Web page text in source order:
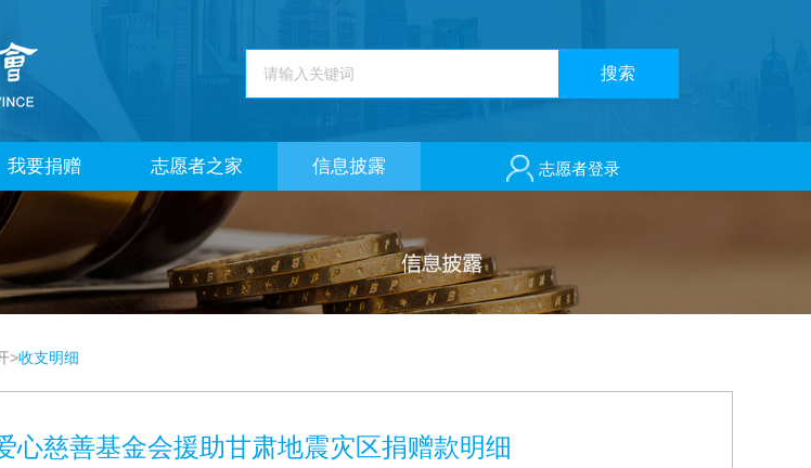
我要捐赠 志愿者之家 信息披露 志愿者登录
>收支明细
心慈善基金会援助甘肃地震灾区捐赠款明细